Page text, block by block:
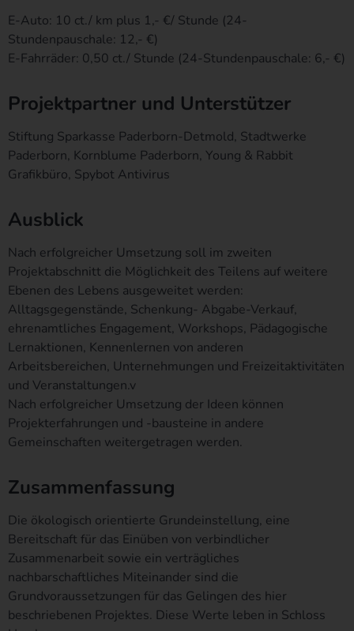
E-Auto: 10 ct./ km plus 1,- €/ Stunde (24-
Stundenpauschale: 12,- €)
E-Fahrräder: 0,50 ct./ Stunde (24-Stundenpauschale: 6,- €)
Projektpartner und Unterstützer
Stiftung Sparkasse Paderborn-Detmold, Stadtwerke
Paderborn, Kornblume Paderborn, Young & Rabbit
Grafikbüro, Spybot Antivirus
Ausblick
Nach erfolgreicher Umsetzung soll im zweiten
Projektabschnitt die Möglichkeit des Teilens auf weitere
Ebenen des Lebens ausgeweitet werden:
Alltagsgegenstände, Schenkung- Abgabe-Verkauf,
ehrenamtliches Engagement, Workshops, Pädagogische
Lernaktionen, Kennenlernen von anderen
Arbeitsbereichen, Unternehmungen und Freizeitaktivitäten
und Veranstaltungen.v
Nach erfolgreicher Umsetzung der Ideen können
Projekterfahrungen und -bausteine in andere
Gemeinschaften weitergetragen werden.
Zusammenfassung
Die ökologisch orientierte Grundeinstellung, eine
Bereitschaft für das Einüben von verbindlicher
Zusammenarbeit sowie ein verträgliches
nachbarschaftliches Miteinander sind die
Grundvoraussetzungen für das Gelingen des hier
beschriebenen Projektes. Diese Werte leben in Schloss
eigenen Interesse des für die Verarbeitung Verantwortlichen,
damit sich dieser im Falle einer Rechtsverletzung gegebenenfalls
personenbezogenen Daten an Dritte, sofern eine solche
Rechtsverteidigung des für die Verarbeitung Verantwortlichen
Gravatar
– sofern Sie dort registriert sind – Ihr Avatar-Bild neben dem
angezeigt. Zu beachten ist, dass alle registrierten WordPress-
User automatisch auch bei Gravatar registriert sind. Details zu
Gravatar:https://de.gravatar.com
Hosting
der Zurverfügungstellung der folgenden Leistungen: Infrastruktur-
und Plattformdienstleistungen, Rechenkapazität, Speicherplatz
und Datenbankdienste, Sicherheitsleistungen sowie technische
Wartungsleistungen, die wir zum Zwecke des Betriebs dieses
Onlineangebotes einsetzen.
Bestandsdaten, Kontaktdaten, Inhaltsdaten, Vertragsdaten,
Interessenten und Besuchern dieses Onlineangebotes auf
Grundlage unserer berechtigten Interessen an einer effizienten
und sicheren Zurverfügungstellung dieses Onlineangebotes gem.
Art. 6 Abs. 1 lit. f DSGVO i.V.m. Art. 28 DSGVO (Abschluss
Auftragsverarbeitungsvertrag).